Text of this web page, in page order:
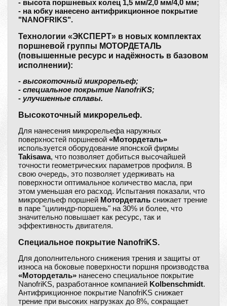
- высота поршневых колец 1,5 мм/2,0 мм/4,0 мм;
- на юбку нанесено антифрикционное покрытие
"NANOFRIKS".
Технологии «ЭКСПЕРТ» в новых комплектах
поршневой группы МОТОРДЕТАЛЬ
(повышенные ресурс и надёжность в базовом
исполнении):
- высокоточный микрорельеф;
- специальное покрытие NanofriKS;
- улучшенные сплавы.
Высокоточный микрорельеф.
Для нанесения микрорельефа наружных
поверхностей поршневой «Мотордеталь»
используется оборудование японской фирмы
Takisawa, что позволяет добиться высочайшей
точности геометрических параметров профиля. В
свою очередь, это позволяет удерживать на
поверхности оптимальное количество масла, при
этом уменьшая его расход. Испытания показали, что
микрорельеф поршней Мотордеталь снижает трение
в паре "цилиндр-поршень" на 30% и более, что
значительно повышает как ресурс, так и
эффективность двигателя.
Специальное покрытие NanofriKS.
Для дополнительного снижения трения и защиты от
износа на боковые поверхности поршня производства
«Мотордеталь» нанесено специальное покрытие
NanofriKS, разработанное компанией Kolbenschmidt.
Антифрикционное покрытие NanofriKS снижает
трение при высоких нагрузках до 8%, сокращает